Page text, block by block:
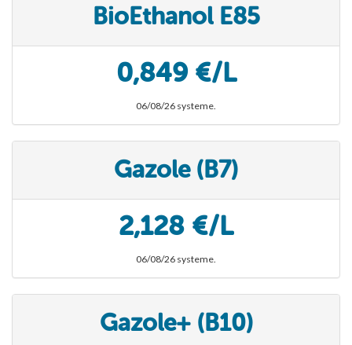
BioEthanol E85
0,849 €/L
06/08/26 systeme.
Gazole (B7)
2,128 €/L
06/08/26 systeme.
Gazole+ (B10)